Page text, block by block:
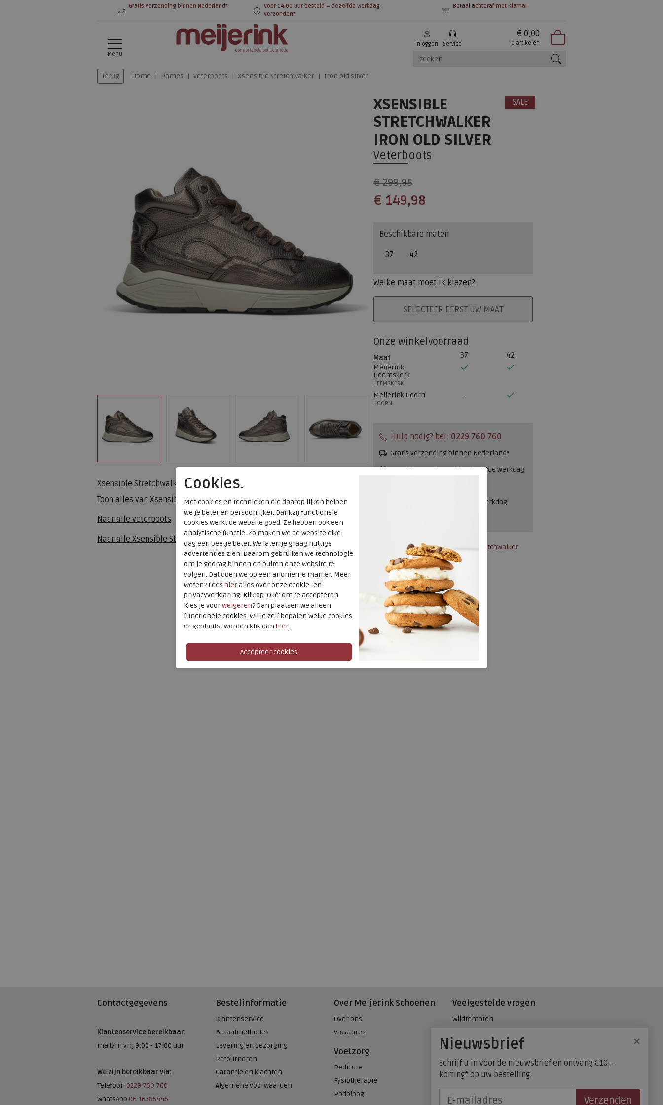
Gratis verzending binnen Nederland*
Voor 14:00 uur besteld = dezelfde werkdag
verzonden*
Betaal achteraf met Klarna!
Menu
Inloggen Service
€ 0,00
0 artikelen
Terug Home Dames Veterboots Xsensible Stretchwalker Iron old silver
Xsensible Stretchwalker
Toon alles van Xsensible Stretchwalker
Naar alle veterboots
Naar alle Xsensible Stretchwalker veterboots
SALE
XSENSIBLE
STRETCHWALKER
IRON OLD SILVER
Veterboots
€ 299,95
€ 149,98
Beschikbare maten
37 42
Welke maat moet ik kiezen?
PLAATS IN WINKELMAND
SELECTEER EERST UW MAAT
Onze winkelvoorraad
Maat 37
42
Meijerink
Heemskerk
HEEMSKERK
Meijerink Hoorn
HOORN
Hulp nodig? bel: 0229 760 760
Gratis verzending binnen Nederland*
Voor 14:00 uur besteld = dezelfde werkdag
Altijd retourneren, binnen 1 werkdag
Xsensible Stretchwalker
Fabrikantcode
33010.4.903
Bestelcode
266.76.000002
Kleur
Old silver
Materiaal
Leer
Wijdtemaat
g
Uitneembaar
Contactgegevens
Klantenservice bereikbaar:
ma t/m vrij 9:00 - 17:00 uur
We zijn bereikbaar via:
Telefoon 0229 760 760
WhatsApp 06 16385446
Bestelinformatie
Klantenservice
Betaalmethodes
Levering en bezorging
Retourneren
Garantie en klachten
Algemene voorwaarden
Over Meijerink Schoenen
Over ons
Vacatures
Voetzorg
Pedicure
Fysiotherapie
Podoloog
Veelgestelde vragen
Wijdtematen
Maatadvies, wat is mijn
schoenmaat?
FitFlop - maatadvies
×
Nieuwsbrief
Schrijf u in voor de nieuwsbrief en ontvang €10,-
korting* op uw bestelling.
Verzenden
Cookies.
Met cookies en technieken die daarop lijken helpen
we je beter en persoonlijker. Dankzij functionele
cookies werkt de website goed. Ze hebben ook een
analytische functie. Zo maken we de website elke
dag een beetje beter. We laten je graag nuttige
advertenties zien. Daarom gebruiken we technologie
om je gedrag binnen en buiten onze website te
volgen. Dat doen we op een anonieme manier. Meer
weten? Lees hieralles over onze cookie- en
privacyverklaring. Klik op 'Oké' om te accepteren.
Kies je voorweigeren? Dan plaatsen we alleen
functionele cookies. Wil je zelf bepalen welke cookies
er geplaatst worden klik dan hier.